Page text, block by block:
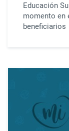
Educación
momento en
beneficiarios